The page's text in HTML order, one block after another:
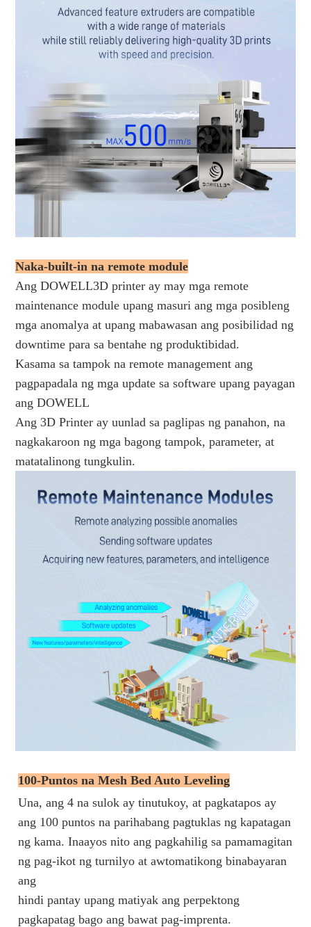
Naka-built-in na remote module
Ang DOWELL3D printer ay may mga remote
maintenance module upang masuri ang mga posibleng
mga anomalya at upang mabawasan ang posibilidad ng
downtime para sa bentahe ng produktibidad.
Kasama sa tampok na remote management ang
pagpapadala ng mga update sa software upang payagan
ang DOWELL
Ang 3D Printer ay uunlad sa paglipas ng panahon, na
nagkakaroon ng mga bagong tampok, parameter, at
matatalinong tungkulin.
100-Puntos na Mesh Bed Auto Leveling
Una, ang 4 na sulok ay tinutukoy, at pagkatapos ay
ang 100 puntos na parihabang pagtuklas ng kapatagan
ng kama. Inaayos nito ang pagkahilig sa pamamagitan
ng pag-ikot ng turnilyo at awtomatikong binabayaran
ang
hindi pantay upang matiyak ang perpektong
pagkapatag bago ang bawat pag-imprenta.